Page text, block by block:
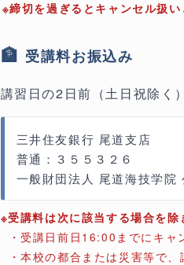
※締切を過ぎるとキャンセル扱い
🏦 受講料お振込み
講習日の2日前（土日祝除く）
三井住友銀行 尾道支店
普通：３５５３２６
一般財団法人 尾道海技学院
※受講料は次に該当する場合を除
・受講日前日16:00までにキャ
・本校の都合または災害等で